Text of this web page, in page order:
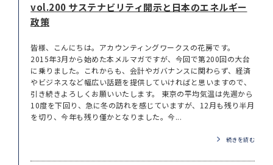
vol.200 サステナビリティ開示と日本のエネルギー
政策
皆様、こんにちは。アカウンティングワークスの花房です。
2015年3月から始めた本メルマガですが、今回で第200回の大台
に乗りました。これからも、会計やガバナンスに関わらず、経済
やビジネスなど幅広い話題を提供していければと思いますので、
引き続きよろしくお願いいたします。 東京の平均気温は先週から
10度を下回り、急に冬の訪れを感じていますが、12月も残り半月
を切り、今年も残り僅かとなりました。今...
続きを読む